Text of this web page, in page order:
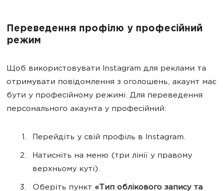
Переведення профілю у професійний
режим
Щоб використовувати Instagram для реклами та
отримувати повідомлення з оголошень, акаунт має
бути у професійному режимі. Для переведення
персонального акаунта у професійний:
Перейдіть у свій профіль в Instagram.
Натисніть на меню (три лінії у правому
верхньому куті).
Оберіть пункт «Тип облікового запису та